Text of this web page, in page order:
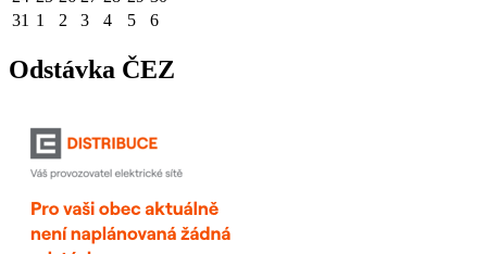
31 1 2 3 4 5 6
Odstávka ČEZ